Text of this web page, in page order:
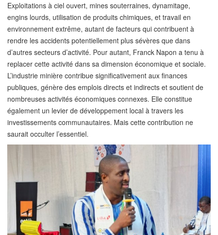
Exploitations à ciel ouvert, mines souterraines, dynamitage,
engins lourds, utilisation de produits chimiques, et travail en
environnement extrême, autant de facteurs qui contribuent à
rendre les accidents potentiellement plus sévères que dans
d’autres secteurs d’activité. Pour autant, Franck Napon a tenu à
replacer cette activité dans sa dimension économique et sociale.
L’industrie minière contribue significativement aux finances
publiques, génère des emplois directs et indirects et soutient de
nombreuses activités économiques connexes. Elle constitue
également un levier de développement local à travers les
investissements communautaires. Mais cette contribution ne
saurait occulter l’essentiel.